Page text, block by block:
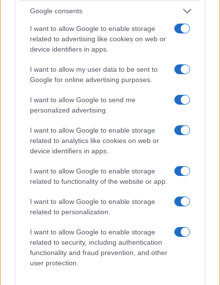
Google consents
I want to allow Google to enable storage
related to advertising like cookies on web or
device identifiers in apps.
I want to allow my user data to be sent to
Google for online advertising purposes.
I want to allow Google to send me
personalized advertising.
I want to allow Google to enable storage
related to analytics like cookies on web or
device identifiers in apps.
I want to allow Google to enable storage
related to functionality of the website or app.
I want to allow Google to enable storage
related to personalization.
I want to allow Google to enable storage
related to security, including authentication
functionality and fraud prevention, and other
user protection.